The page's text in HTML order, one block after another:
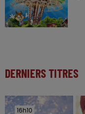
DERNIERS TITRES
16h10
16h10